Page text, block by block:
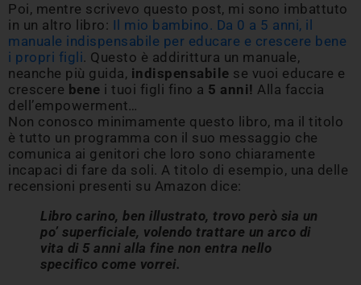
Poi, mentre scrivevo questo post, mi sono imbattuto
in un altro libro: I l mio bambino. Da 0 a 5 anni, il
manuale indispensabile per educare e crescere bene
i propri figli. Questo è addirittura un manuale,
neanche più guida, indispensabile se vuoi educare e
crescere bene i tuoi figli fino a 5 anni! Alla faccia
dell’empowerment…
Non conosco minimamente questo libro, ma il titolo
è tutto un programma con il suo messaggio che
comunica ai genitori che loro sono chiaramente
incapaci di fare da soli. A titolo di esempio, una delle
recensioni presenti su Amazon dice:
Libro carino, ben illustrato, trovo però sia un
po’ superficiale, volendo trattare un arco di
vita di 5 anni alla fine non entra nello
specifico come vorrei.